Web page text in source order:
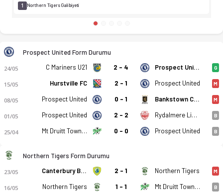
1 Northern Tigers Galibiyeti
Prospect United Form Durumu
24/05 C Mariners U21 2 - 4 Prospect United G
15/05 Hurstville FC 2 - 1 Prospect United M
08/05 Prospect United 0 - 1 Bankstown City FK M
01/05 Prospect United 2 - 2 Rydalmere Lions FC B
25/04 Mt Druitt Town Rangers FC 0 - 0 Prospect United B
Northern Tigers Form Durumu
23/05 Canterbury Bankstown FC 2 - 1 Northern Tigers M
16/05 Northern Tigers 1 - 1 Mt Druitt Town Rangers FC B